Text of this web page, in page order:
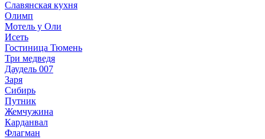
Славянская кухня
Олимп
Мотель у Оли
Исеть
Гостиница Тюмень
Три медведя
Даудель 007
Заря
Сибирь
Путник
Жемчужина
Карданвал
Флагман